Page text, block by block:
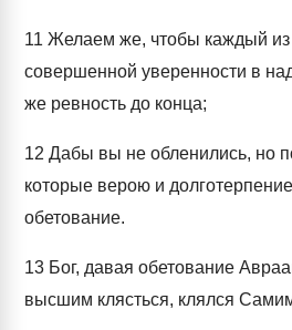
11 Желаем же, чтобы каждый из
совершенной уверенности в
же ревность до конца;
12 Дабы вы не обленились, но
которые верою и
обетование.
13 Бог, давая обетование
высшим клясться, клялся